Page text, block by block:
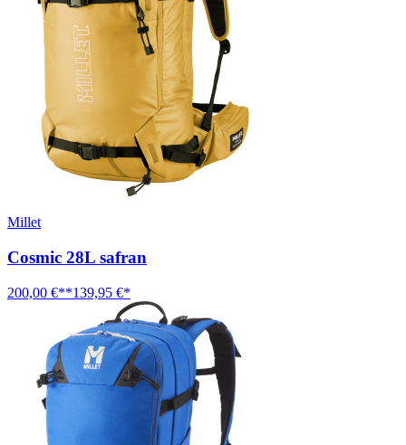
Millet
Cosmic 28L safran
200,00 €**139,95 €*